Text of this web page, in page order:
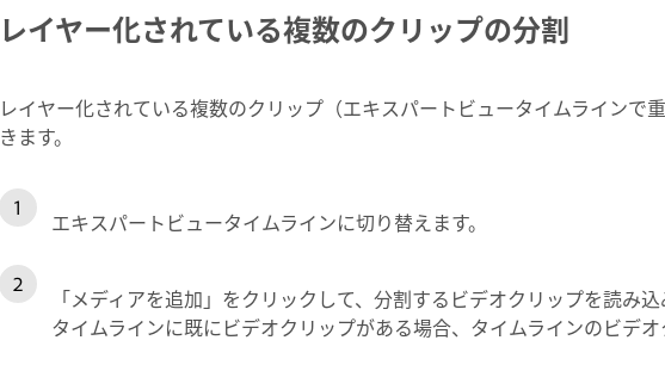
レイヤー化されている複数のクリップの分割
レイヤー化されている複数のクリップ（エキスパートビュータイムラインで
きます。
エキスパートビュータイムラインに切り替えます。
「メディアを追加」をクリックして、分割するビデオクリップを読み
タイムラインに既にビデオクリップがある場合、タイムラインのビデオ